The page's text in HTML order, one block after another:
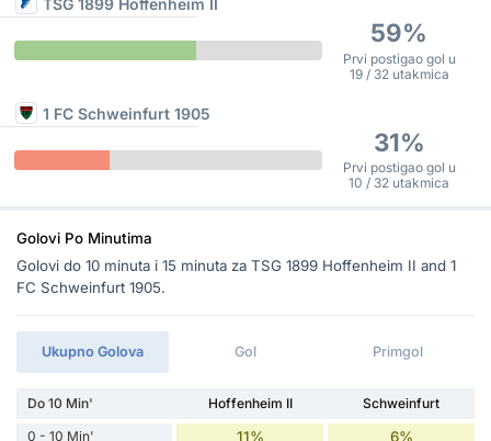
TSG 1899 Hoffenheim II
59%
Prvi postigao gol u
19 / 32 utakmica
1 FC Schweinfurt 1905
31%
Prvi postigao gol u
10 / 32 utakmica
Golovi Po Minutima
Golovi do 10 minuta i 15 minuta za TSG 1899 Hoffenheim II and 1
FC Schweinfurt 1905.
Ukupno Golova Gol Primgol
Do 10 Min' Hoffenheim II
Schweinfurt
0 - 10 Min'
11% 6%